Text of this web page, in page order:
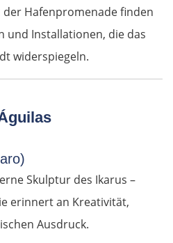
Hafenpromenade finden
und Installationen, die das
widerspiegeln.
Skulptur des Ikarus –
erinnert an Kreativität,
Ausdruck.